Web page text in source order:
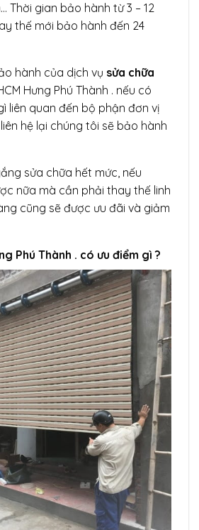
Thời gian bảo hành từ 3 – 12
thế mới bảo hành đến 24
hành của dịch vụ sửa chữa
Hưng Phú Thành . nếu có
liên quan đến bộ phận đơn vị
hệ lại chúng tôi sẽ bảo hành
sửa chữa hết mức, nếu
nữa mà cần phải thay thế linh
cũng sẽ được ưu đãi và giảm
Phú Thành . có ưu điểm gì ?